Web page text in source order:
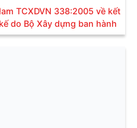
TCXDVN 338:2005 về kết
do Bộ Xây dựng ban hành